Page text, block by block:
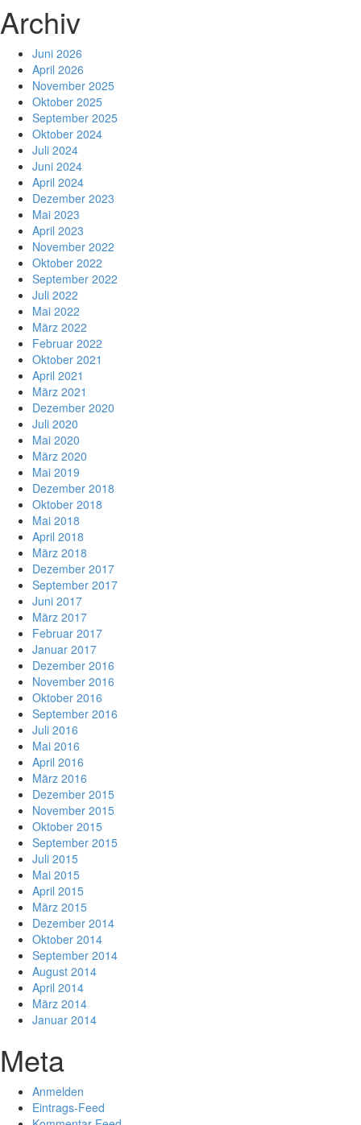
Archiv
Juni 2026
April 2026
November 2025
Oktober 2025
September 2025
Oktober 2024
Juli 2024
Juni 2024
April 2024
Dezember 2023
Mai 2023
April 2023
November 2022
Oktober 2022
September 2022
Juli 2022
Mai 2022
März 2022
Februar 2022
Oktober 2021
April 2021
März 2021
Dezember 2020
Juli 2020
Mai 2020
März 2020
Mai 2019
Dezember 2018
Oktober 2018
Mai 2018
April 2018
März 2018
Dezember 2017
September 2017
Juni 2017
März 2017
Februar 2017
Januar 2017
Dezember 2016
November 2016
Oktober 2016
September 2016
Juli 2016
Mai 2016
April 2016
März 2016
Dezember 2015
November 2015
Oktober 2015
September 2015
Juli 2015
Mai 2015
April 2015
März 2015
Dezember 2014
Oktober 2014
September 2014
August 2014
April 2014
März 2014
Januar 2014
Meta
Anmelden
Eintrags-Feed